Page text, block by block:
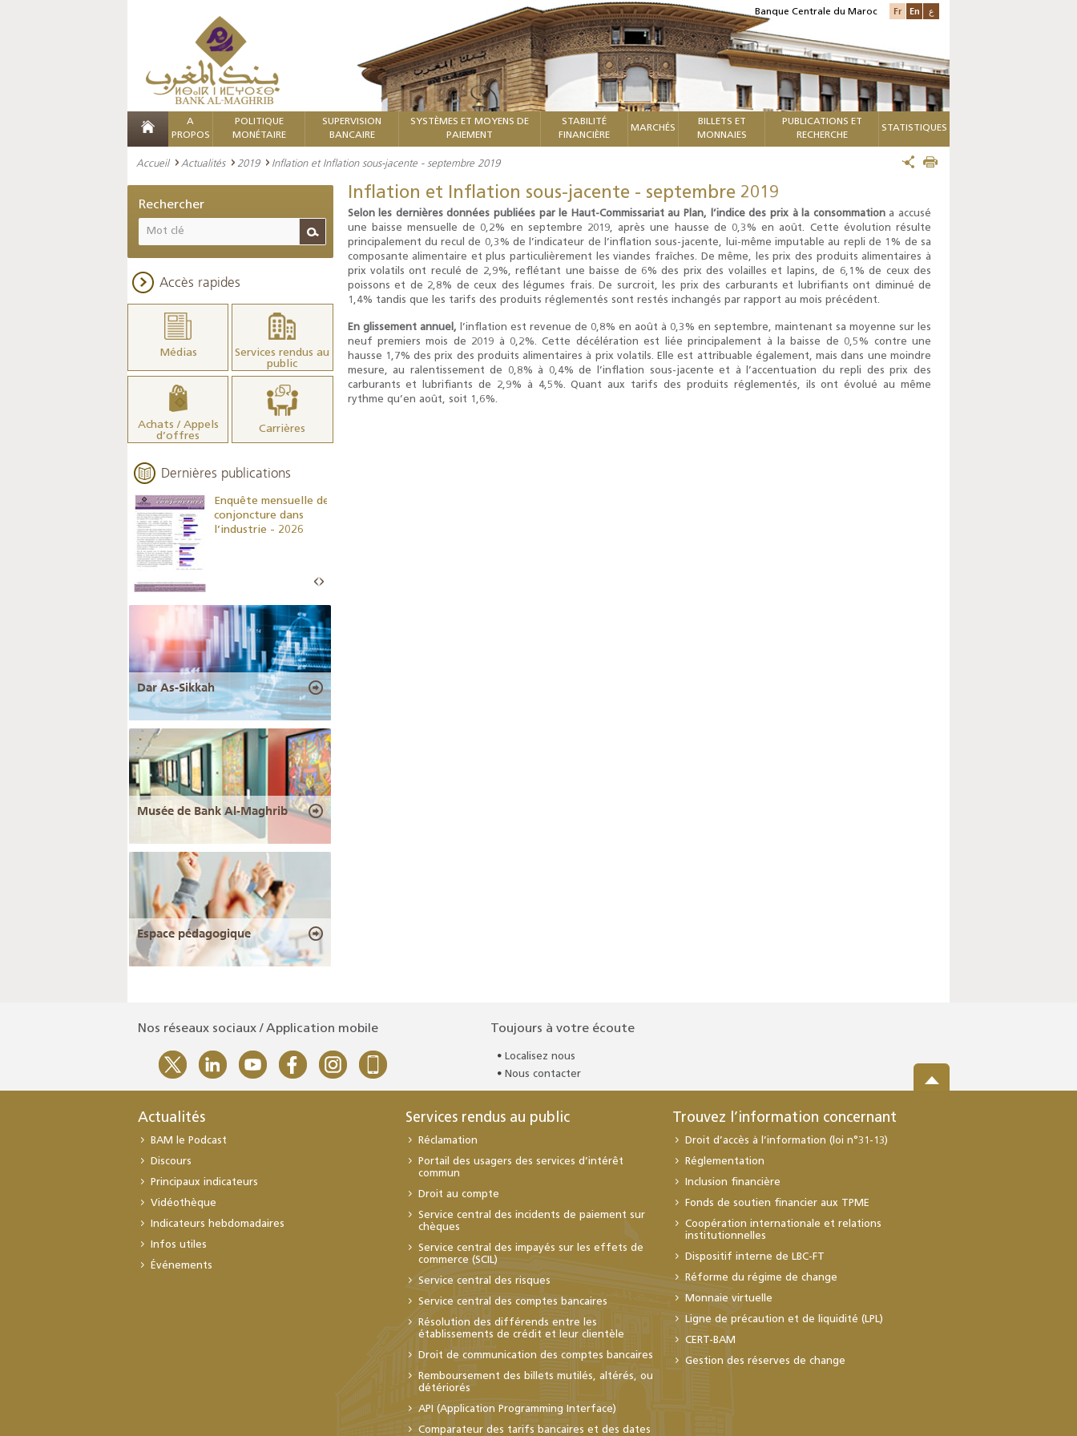
Banque Centrale du Maroc Fr En ع
A
PROPOS
POLITIQUE
MONÉTAIRE
SUPERVISION
BANCAIRE
SYSTÈMES ET MOYENS DE
PAIEMENT
STABILITÉ
FINANCIÈRE
MARCHÉS
BILLETS ET
MONNAIES
PUBLICATIONS ET
RECHERCHE
STATISTIQUES
Accueil Actualités 2019 Inflation et Inflation sous-jacente - septembre 2019
Inflation et Inflation sous-jacente - septembre 2019
Selon les dernières données publiées par le Haut-Commissariat au Plan, l’indice des prix à la consommationa accusé
une baisse mensuelle de 0,2% en septembre 2019, après une hausse de 0,3% en août. Cette évolution résulte
principalement du recul de 0,3% de l’indicateur de l’inflation sous-jacente, lui-même imputable au repli de 1% de sa
composante alimentaire et plus particulièrement les viandes fraîches. De même, les prix des produits alimentaires à
prix volatils ont reculé de 2,9%, reflétant une baisse de 6% des prix des volailles et lapins, de 6,1% de ceux des
poissons et de 2,8% de ceux des légumes frais. De surcroit, les prix des carburants et lubrifiants ont diminué de
1,4% tandis que les tarifs des produits réglementés sont restés inchangés par rapport au mois précédent.
En glissement annuel,
l’inflation est revenue de 0,8% en août à 0,3% en septembre, maintenant sa moyenne sur les
neuf premiers mois de 2019 à 0,2%. Cette décélération est liée principalement à la baisse de 0,5% contre une
hausse 1,7% des prix des produits alimentaires à prix volatils. Elle est attribuable également, mais dans une moindre
mesure, au ralentissement de 0,8% à 0,4% de l’inflation sous-jacente et à l’accentuation du repli des prix des
carburants et lubrifiants de 2,9% à 4,5%. Quant aux tarifs des produits réglementés, ils ont évolué au même
rythme qu’en août, soit 1,6%.
Rechercher
Accès rapides
Médias
Services rendus au
public
Achats / Appels
d’offres
Carrières
Dernières publications
Enquête mensuelle de
conjoncture dans
l’industrie - 2026
Dar As-Sikkah
Musée de Bank Al-Maghrib
Espace pédagogique
Nos réseaux sociaux / Application mobile Toujours à votre écoute
Localisez nous
Nous contacter
Actualités
BAM le Podcast
Discours
Principaux indicateurs
Vidéothèque
Indicateurs hebdomadaires
Infos utiles
Événements
Services rendus au public
Réclamation
Portail des usagers des services d’intérêt
commun
Droit au compte
Service central des incidents de paiement sur
chèques
Service central des impayés sur les effets de
commerce (SCIL)
Service central des risques
Service central des comptes bancaires
Résolution des différends entre les
établissements de crédit et leur clientèle
Droit de communication des comptes bancaires
Remboursement des billets mutilés, altérés, ou
détériorés
API (Application Programming Interface)
Comparateur des tarifs bancaires et des dates
Trouvez l’information concernant
Droit d’accès à l’information (loi n°31-13)
Réglementation
Inclusion financière
Fonds de soutien financier aux TPME
Coopération internationale et relations
institutionnelles
Dispositif interne de LBC-FT
Réforme du régime de change
Monnaie virtuelle
Ligne de précaution et de liquidité (LPL)
CERT-BAM
Gestion des réserves de change